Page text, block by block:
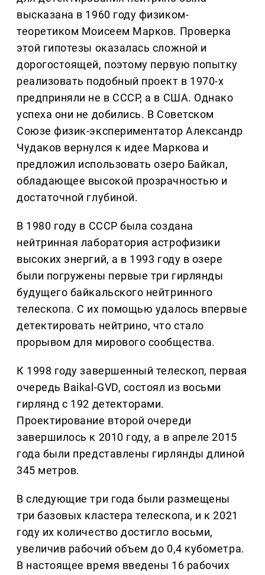
высказана в 1960 году физиком-
теоретиком Моисеем Марков. Проверка
этой гипотезы оказалась сложной и
дорогостоящей, поэтому первую попытку
реализовать подобный проект в 1970-х
предприняли не в СССР, а в США. Однако
успеха они не добились. В Советском
Союзе физик-экспериментатор Александр
Чудаков вернулся к идее Маркова и
предложил использовать озеро Байкал,
обладающее высокой прозрачностью и
достаточной глубиной.
В 1980 году в СССР была создана
нейтринная лаборатория астрофизики
высоких энергий, а в 1993 году в озере
были погружены первые три гирлянды
будущего байкальского нейтринного
телескопа. С их помощью удалось впервые
детектировать нейтрино, что стало
прорывом для мирового сообщества.
К 1998 году завершенный телескоп, первая
очередь Baikal-GVD, состоял из восьми
гирлянд с 192 детекторами.
Проектирование второй очереди
завершилось к 2010 году, а в апреле 2015
года были представлены гирлянды длиной
345 метров.
В следующие три года были размещены
три базовых кластера телескопа, и к 2021
году их количество достигло восьми,
увеличив рабочий объем до 0,4 кубометра.
В настоящее время введены 16 рабочих